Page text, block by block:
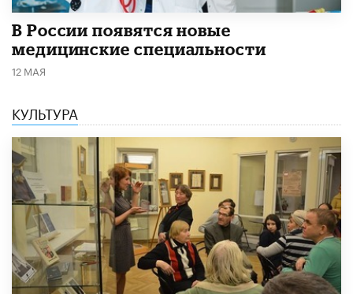
В России появятся новые
медицинские специальности
12 МАЯ
КУЛЬТУРА